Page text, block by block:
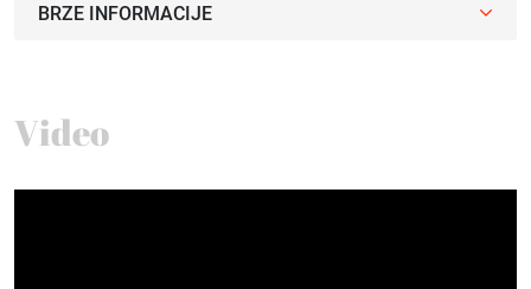
BRZE INFORMACIJE
Video